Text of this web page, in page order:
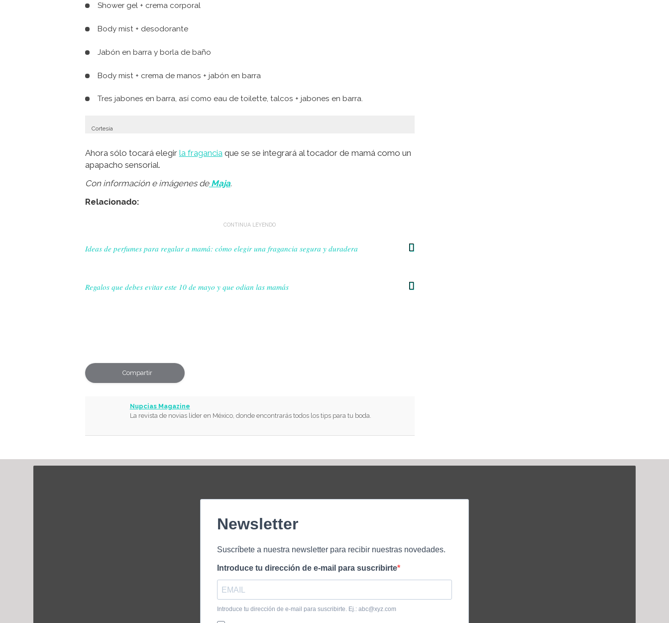
Shower gel + crema corporal
Body mist + desodorante
Jabón en barra y borla de baño
Body mist + crema de manos + jabón en barra
Tres jabones en barra, así como eau de toilette, talcos + jabones en barra.
Cortesía
Ahora sólo tocará elegir la fraganciaque se se integrará al tocador de mamá como un
apapacho sensorial.
Con información e imágenes deMaja.
Relacionado:
Ideas de perfumes para regalar a mamá: cómo elegir una fragancia segura y duradera
⁠⁠Regalos que debes evitar este 10 de mayo y que odian las mamás
Compartir
Nupcias Magazine
La revista de novias líder en México, donde encontrarás todos los tips para tu boda.